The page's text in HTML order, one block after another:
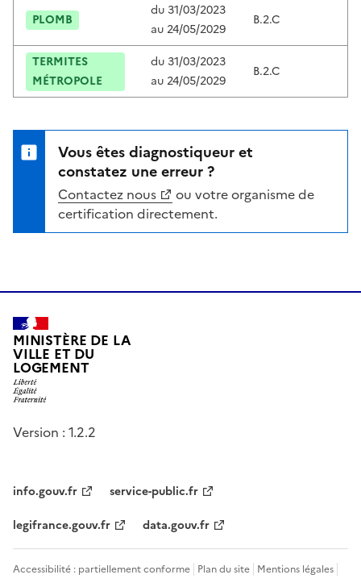
PLOMB
du 31/03/2023
au 24/05/2029
B.2.C
TERMITES
MÉTROPOLE
du 31/03/2023
au 24/05/2029
B.2.C
Vous êtes diagnostiqueur et
constatez une erreur ?
Contactez nous
ou votre organisme de
certification directement.
MINISTÈRE DE LA
VILLE ET DU
LOGEMENT
Version : 1.2.2
info.gouv.fr
service-public.fr
legifrance.gouv.fr
data.gouv.fr
Accessibilité : partiellement conforme Plan du site Mentions légales